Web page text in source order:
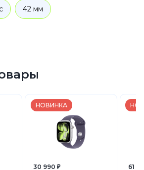
42 мм
НОВИНКА
30 990 ₽ 61